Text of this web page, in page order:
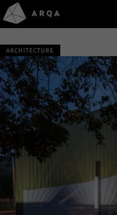
ARCHITECTURE